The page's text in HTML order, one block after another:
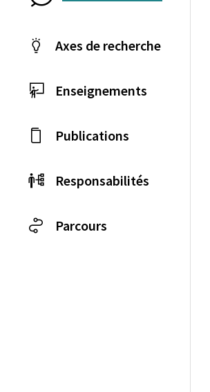
Axes de recherche
Enseignements
Publications
Responsabilités
Parcours